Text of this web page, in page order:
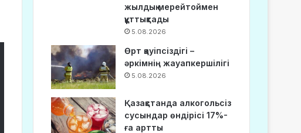
жылдық мерейтоймен
құттықтады
5.08.2026
Өрт қауіпсіздігі –
әркімнің жауапкершілігі
5.08.2026
Қазақстанда алкогольсіз
сусындар өндірісі 17%-
ға артты